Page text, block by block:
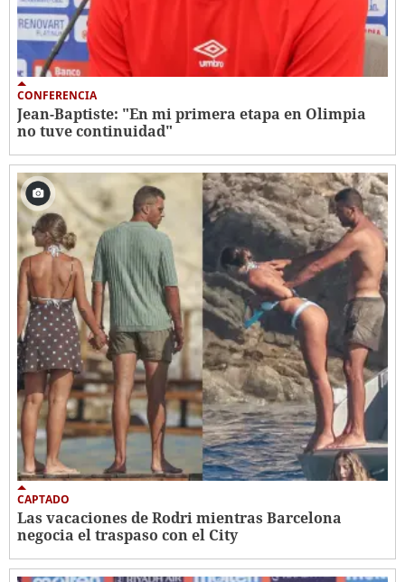
CONFERENCIA
Jean-Baptiste: "En mi primera etapa en Olimpia
no tuve continuidad"
CAPTADO
Las vacaciones de Rodri mientras Barcelona
negocia el traspaso con el City